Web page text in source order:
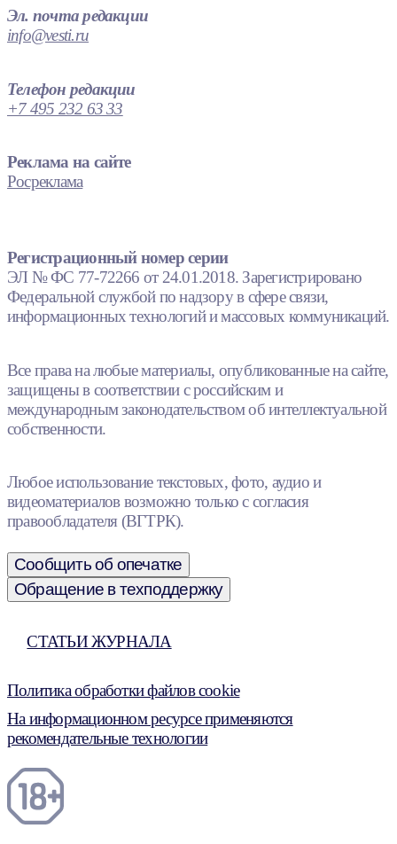
Эл. почта редакции
info@vesti.ru
Телефон редакции
+7 495 232 63 33
Реклама на сайте
Росреклама
Регистрационный номер серии
ЭЛ № ФС 77-72266 от 24.01.2018. Зарегистрировано
Федеральной службой по надзору в сфере связи,
информационных технологий и массовых коммуникаций.
Все права на любые материалы, опубликованные на сайте,
защищены в соответствии с российским и
международным законодательством об интеллектуальной
собственности.
Любое использование текстовых, фото, аудио и
видеоматериалов возможно только с согласия
правообладателя (ВГТРК).
Сообщить об опечатке
Обращение в техподдержку
СТАТЬИ ЖУРНАЛА
Политика обработки файлов cookie
На информационном ресурсе применяются
рекомендательные технологии